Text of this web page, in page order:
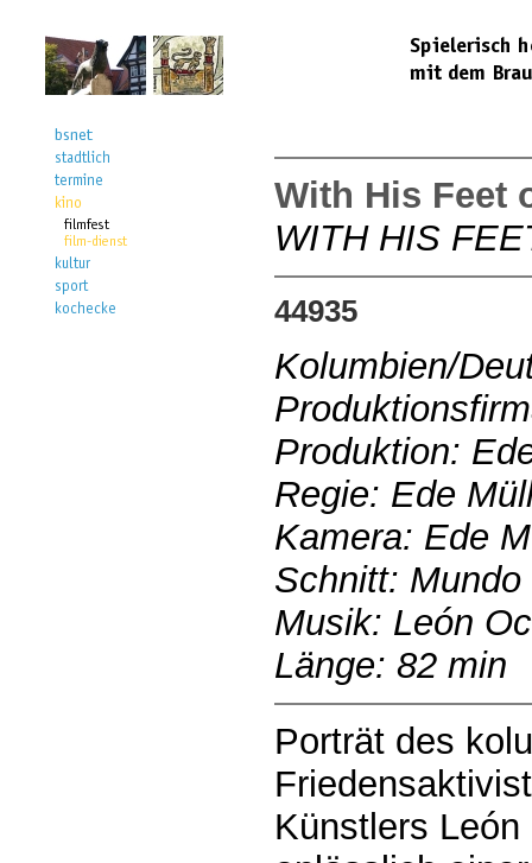
With His Feet
WITH HIS
44935
Kolumbien/
Produktion:
Regie: Ede
Kamera: Ede
Schnitt:
Musik: León
Länge: 82 min
Porträt des
Künstlers